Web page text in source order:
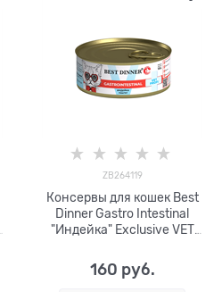
ZB264119
Консервы для кошек Best
Dinner Gastro Intestinal
"Индейка" Exclusive VET
160 руб.